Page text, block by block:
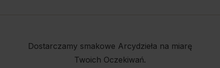
Dostarczamy smakowe Arcydzieła na miarę
Twoich Oczekiwań.